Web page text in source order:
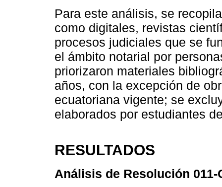
Para este análisis, se
como digitales, revistas
procesos judiciales que se
el ámbito notarial por
priorizaron materiales
años, con la excepción de
ecuatoriana vigente; se
elaborados por estudiantes
RESULTADOS
Análisis de Resolución 011-